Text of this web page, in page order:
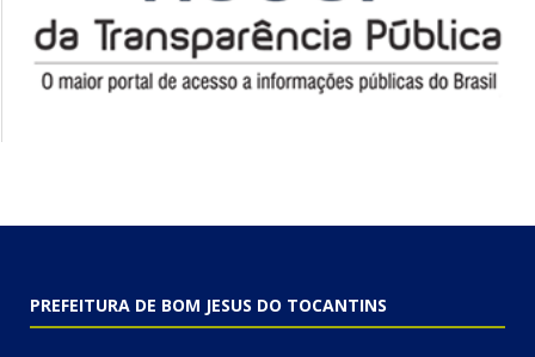
PREFEITURA DE BOM JESUS DO TOCANTINS